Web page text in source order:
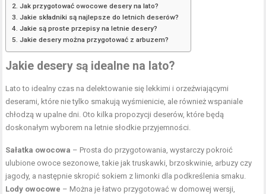
Jak przygotować owocowe desery na lato?
Jakie składniki są najlepsze do letnich deserów?
Jakie są proste przepisy na letnie desery?
Jakie desery można przygotować z arbuzem?
Jakie desery są idealne na lato?
Lato to idealny czas na delektowanie się lekkimi i orzeźwiającymi
deserami, które nie tylko smakują wyśmienicie, ale również wspaniale
chłodzą w upalne dni. Oto kilka propozycji deserów, które będą
doskonałym wyborem na letnie słodkie przyjemności.
Sałatka owocowa – Prosta do przygotowania, wystarczy pokroić
ulubione owoce sezonowe, takie jak truskawki, brzoskwinie, arbuzy czy
jagody, a następnie skropić sokiem z limonki dla podkreślenia smaku.
Lody owocowe – Można je łatwo przygotować w domowej wersji,